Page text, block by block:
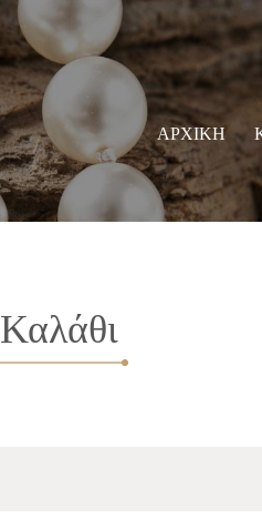
ΑΡΧΙΚΗ
Καλάθι